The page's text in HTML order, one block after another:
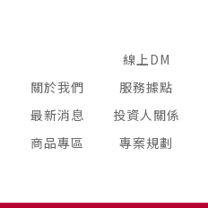
關於我們
最新消息
商品專區
線上DM
服務據點
投資人關係
專案規劃